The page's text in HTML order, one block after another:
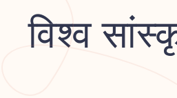
विश्व